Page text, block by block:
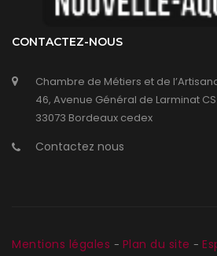
CONTACTEZ-NOUS
Chambre de Métiers et de
46, Avenue Général de Larminat CS
33073 Bordeaux cedex
Contactez nous
Mentions légales - Plan du site -